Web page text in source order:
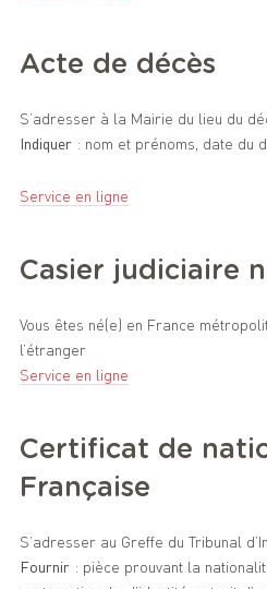
Acte de décès
S’adresser à la Mairie du lieu du
Indiquer: nom et prénoms, date du
Service en ligne
Casier judiciaire
Vous êtes né(e) en France
l’étranger
Service en ligne
Certificat de
Française
S’adresser au Greffe du Tribunal
Fournir: pièce prouvant la